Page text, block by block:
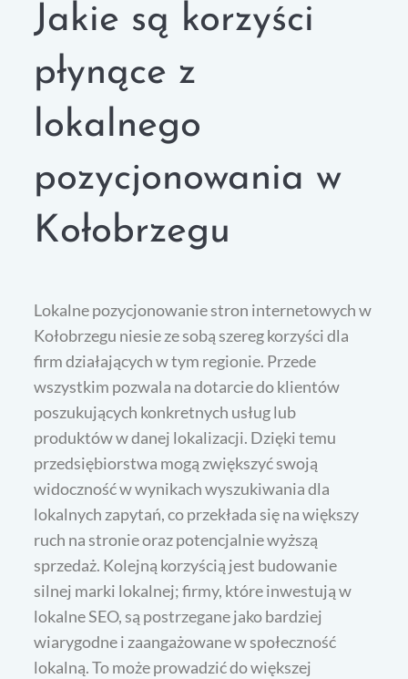
Jakie są korzyści
płynące z
lokalnego
pozycjonowania w
Kołobrzegu
Lokalne pozycjonowanie stron internetowych w
Kołobrzegu niesie ze sobą szereg korzyści dla
firm działających w tym regionie. Przede
wszystkim pozwala na dotarcie do klientów
poszukujących konkretnych usług lub
produktów w danej lokalizacji. Dzięki temu
przedsiębiorstwa mogą zwiększyć swoją
widoczność w wynikach wyszukiwania dla
lokalnych zapytań, co przekłada się na większy
ruch na stronie oraz potencjalnie wyższą
sprzedaż. Kolejną korzyścią jest budowanie
silnej marki lokalnej; firmy, które inwestują w
lokalne SEO, są postrzegane jako bardziej
wiarygodne i zaangażowane w społeczność
lokalną. To może prowadzić do większej